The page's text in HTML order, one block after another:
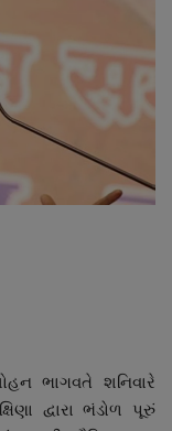
ભાગવતે શનિવારે
દ્વારા ભંડોળ પૂરું